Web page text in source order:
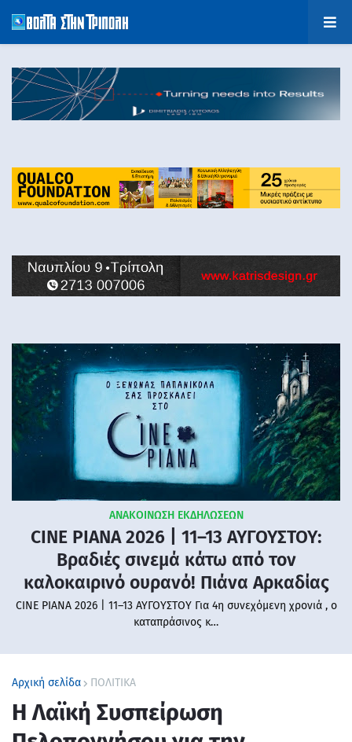
ΑΝΑΚΟΙΝΩΣΗ ΕΚΔΗΛΩΣΕΩΝ
CINE PIANA 2026 | 11–13 ΑΥΓΟΥΣΤΟΥ:
Βραδιές σινεμά κάτω από τον
καλοκαιρινό ουρανό! Πιάνα Αρκαδίας
CINE PIANA 2026 | 11–13 ΑΥΓΟΥΣΤΟΥ Για 4η συνεχόμενη χρονιά , ο
καταπράσινος κ…
Αρχική σελίδα ΠΟΛΙΤΙΚΑ
Η Λαϊκή Συσπείρωση